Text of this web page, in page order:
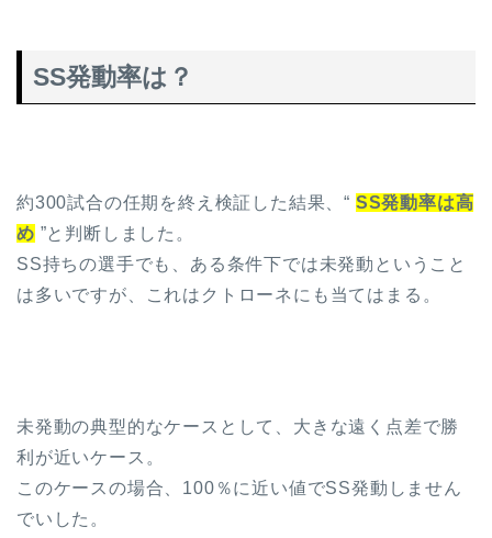
SS発動率は？
約300試合の任期を終え検証した結果、“ SS発動率は高
め ”と判断しました。
SS持ちの選手でも、ある条件下では未発動ということ
は多いですが、これはクトローネにも当てはまる。
未発動の典型的なケースとして、大きな遠く点差で勝
利が近いケース。
このケースの場合、100％に近い値でSS発動しません
でいした。